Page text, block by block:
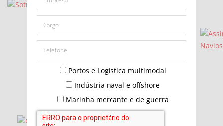
Portos e Logística multimodal
Indústria naval e offshore
Marinha mercante e de guerra